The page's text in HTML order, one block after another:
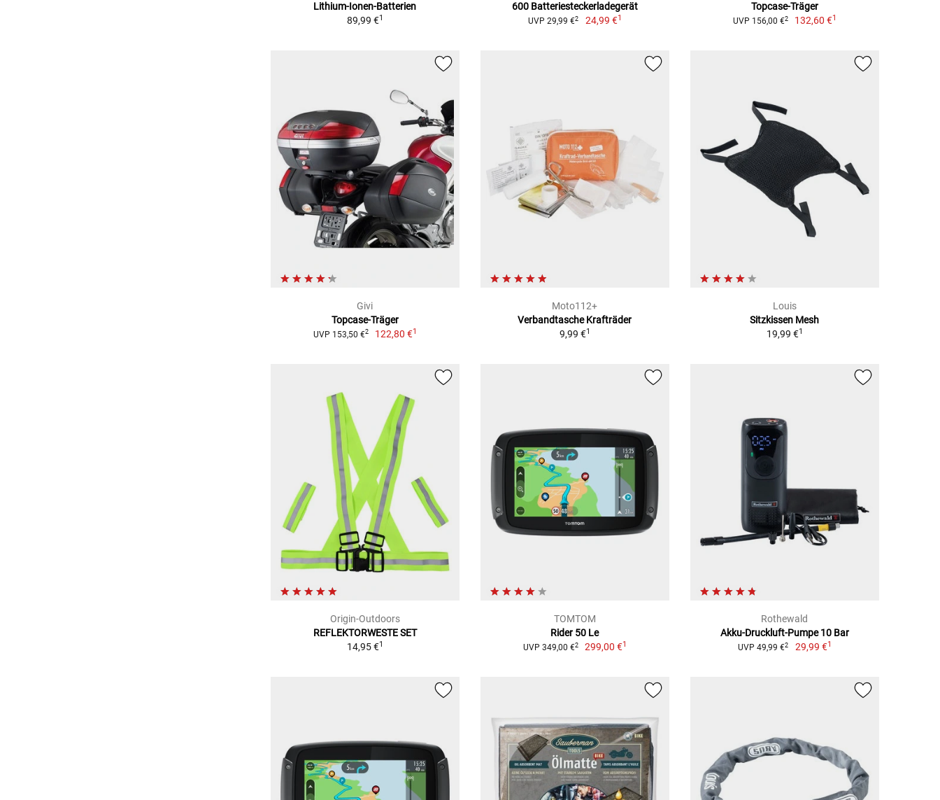
Lithium-Ionen-Batterien
89,99 €1
600 Batteriesteckerladegerät
UVP 29,99 €2 24,99 €1
Topcase-Träger
UVP 156,00 €2 132,60 €1
Givi
Topcase-Träger
UVP 153,50 €2 122,80 €1
Moto112+
Verbandtasche Krafträder
9,99 €1
Louis
Sitzkissen Mesh
19,99 €1
Origin-Outdoors
REFLEKTORWESTE SET
14,95 €1
TOMTOM
Rider 50 Le
UVP 349,00 €2 299,00 €1
Rothewald
Akku-Druckluft-Pumpe 10 Bar
UVP 49,99 €2 29,99 €1